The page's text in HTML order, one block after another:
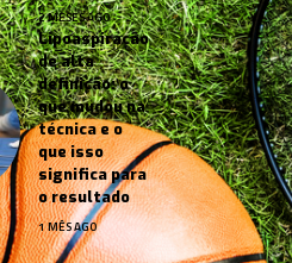
2 MESES AGO
Lipoaspiração
de alta
definição: o
que mudou na
técnica e o
que isso
significa para
o resultado
1 MÊS AGO